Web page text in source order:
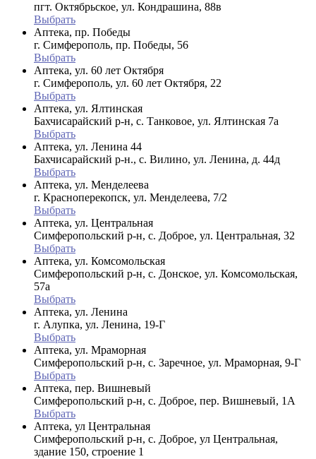
пгт. Октябрьское, ул. Кондрашина, 88в
Выбрать
Аптека, пр. Победы
г. Симферополь, пр. Победы, 56
Выбрать
Аптека, ул. 60 лет Октября
г. Симферополь, ул. 60 лет Октября, 22
Выбрать
Аптека, ул. Ялтинская
Бахчисарайский р-н, с. Танковое, ул. Ялтинская 7а
Выбрать
Аптека, ул. Ленина 44
Бахчисарайский р-н., с. Вилино, ул. Ленина, д. 44д
Выбрать
Аптека, ул. Менделеева
г. Красноперекопск, ул. Менделеева, 7/2
Выбрать
Аптека, ул. Центральная
Симферопольский р-н, с. Доброе, ул. Центральная, 32
Выбрать
Аптека, ул. Комсомольская
Симферопольский р-н, с. Донское, ул. Комсомольская,
57а
Выбрать
Аптека, ул. Ленина
г. Алупка, ул. Ленина, 19-Г
Выбрать
Аптека, ул. Мраморная
Симферопольский р-н, с. Заречное, ул. Мраморная, 9-Г
Выбрать
Аптека, пер. Вишневый
Симферопольский р-н, с. Доброе, пер. Вишневый, 1А
Выбрать
Аптека, ул Центральная
Симферопольский р-н, с. Доброе, ул Центральная,
здание 150, строение 1